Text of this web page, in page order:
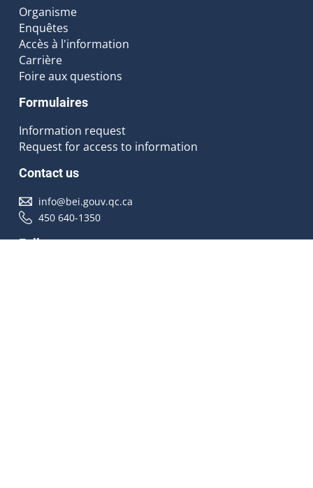
Organisme
Enquêtes
Accès à l'information
Carrière
Foire aux questions
Formulaires
Information request
Request for access to information
Contact us
info@bei.gouv.qc.ca
450 640-1350
Follow us